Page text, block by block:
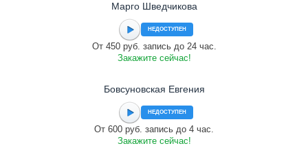
Марго Шведчикова
НЕДОСТУПЕН
От 450 руб. запись до 24 час.
Закажите сейчас!
Бовсуновская Евгения
НЕДОСТУПЕН
От 600 руб. запись до 4 час.
Закажите сейчас!